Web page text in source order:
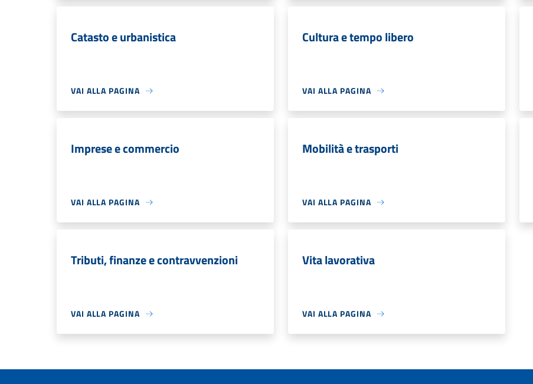
Catasto e urbanistica
VAI ALLA PAGINA
Cultura e tempo libero
VAI ALLA PAGINA
Imprese e commercio
VAI ALLA PAGINA
Mobilità e trasporti
VAI ALLA PAGINA
Tributi, finanze e contravvenzioni
VAI ALLA PAGINA
Vita lavorativa
VAI ALLA PAGINA